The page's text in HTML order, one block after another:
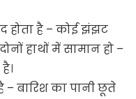
है – कोई झंझट
हाथों में सामान हो –
बारिश का पानी छूते